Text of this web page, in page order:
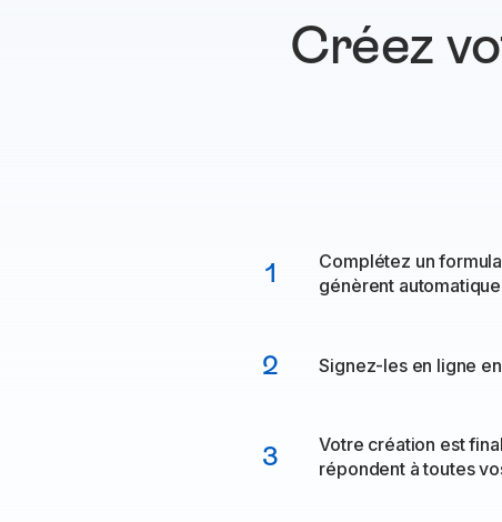
Créez
1
Complétez un
génèrent
2 Signez-les en ligne
3
Votre création est
répondent à toutes